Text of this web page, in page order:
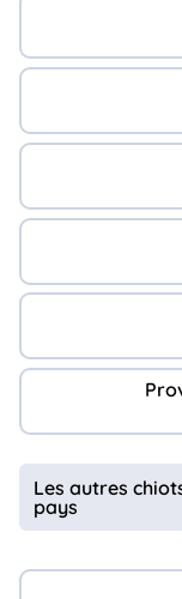
Les autres
pays